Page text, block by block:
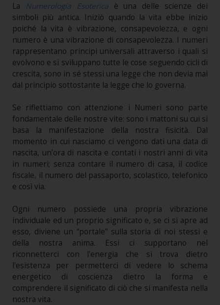
La Numerologia Esotericaè una delle scienze dei
simboli più antica. Iniziò quando la vita ebbe inizio
poiché la vita è vibrazione, consapevolezza, e ogni
numero è una vibrazione di consapevolezza. I numeri
rappresentano principi universali attraverso i quali si
evolvono e si sviluppano tutte le cose seguendo cicli di
crescita, sono in sé stessi una legge che non devia mai
dal principio sottostante la legge che lo governa.
Se riflettiamo con attenzione i Numeri sono parte
fondamentale delle nostre vite: sono i mattoni su cui si
basa la manifestazione della nostra fisicità. Dal
momento in cui nasciamo ci vengono dati una data di
nascita, un’ora di nascita e contati i nostri anni di vita
in numeri; senza contare il numero di casa, il codice
fiscale, il numero del passaporto, scolastico, telefonico
e così via.
Ogni numero possiede una propria vibrazione
individuale ed un proprio significato e, se ci si apre ad
esso, diviene un “portale” sulla storia di noi stessi e
della nostra anima. Essi ci supportano nel
riconnetterci con l'energia che si trova dietro
l'esistenza per permetterci di vedere lo schema
energetico di coscienza dietro la forma e
comprendere il significato di ciò che si manifesta nella
nostra vita.